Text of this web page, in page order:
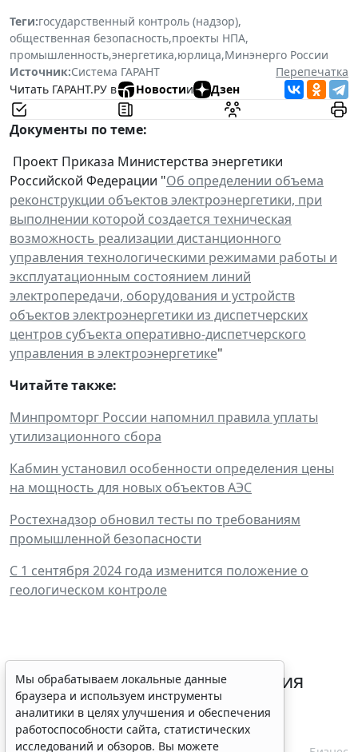
Теги:государственный контроль (надзор),
общественная безопасность,проекты НПА,
промышленность,энергетика,юрлица,Минэнерго России
Источник:Система ГАРАНТ
Перепечатка
Читать ГАРАНТ.РУ в
Новостии Дзен
Документы по теме:
Проект Приказа Министерства энергетики
Российской Федерации "Об определении объема
реконструкции объектов электроэнергетики, при
выполнении которой создается техническая
возможность реализации дистанционного
управления технологическими режимами работы и
эксплуатационным состоянием линий
электропередачи, оборудования и устройств
объектов электроэнергетики из диспетчерских
центров субъекта оперативно-диспетчерского
управления в электроэнергетике"
Читайте также:
Минпромторг России напомнил правила уплаты
утилизационного сбора
Кабмин установил особенности определения цены
на мощность для новых объектов АЭС
Ростехнадзор обновил тесты по требованиям
промышленной безопасности
С 1 сентября 2024 года изменится положение о
геологическом контроле
Срок согласования заключения
контракта с единственным
контрагентом сократили
Мы обрабатываем локальные данные
браузера и используем инструменты
аналитики в целях улучшения и обеспечения
работоспособности сайта, статистических
исследований и обзоров. Вы можете